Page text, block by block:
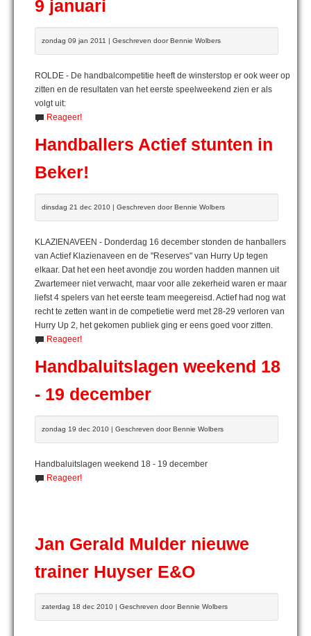
9 januari
zondag 09 jan 2011 | Geschreven door Bennie Wolbers
ROLDE - De handbalcompetitie heeft de winsterstop er ook weer op
zitten en de resultaten van het eerste speelweekend zien er als
volgt uit:
Reageer!
Handballers Actief stunten in
Beker!
dinsdag 21 dec 2010 | Geschreven door Bennie Wolbers
KLAZIENAVEEN - Donderdag 16 december stonden de hanballers
van Actief Klazienaveen en de "Reserves" van Hurry Up tegen
elkaar. Dat het een heet avondje zou worden hadden mannen uit
Zwartemeer niet verwacht, maar voor alle zekerheid waren er maar
liefst 4 spelers van het eerste team meegereisd. Actief had nog wat
recht te zetten want in de competietie werd met 28-29 verloren van
Hurry Up 2, het gekomen publiek ging er eens goed voor zitten.
Reageer!
Handbaluitslagen weekend 18
- 19 december
zondag 19 dec 2010 | Geschreven door Bennie Wolbers
Handbaluitslagen weekend 18 - 19 december
Reageer!
Jan Gerald Mulder nieuwe
trainer Huyser E&O
zaterdag 18 dec 2010 | Geschreven door Bennie Wolbers